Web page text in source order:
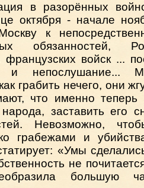
в разорённых
октября - начале
к
обязанностей,
войск ...
и непослушание...
грабить нечего, они
что именно теперь
заставить его
Невозможно,
грабежами и
«Умы
не
большую